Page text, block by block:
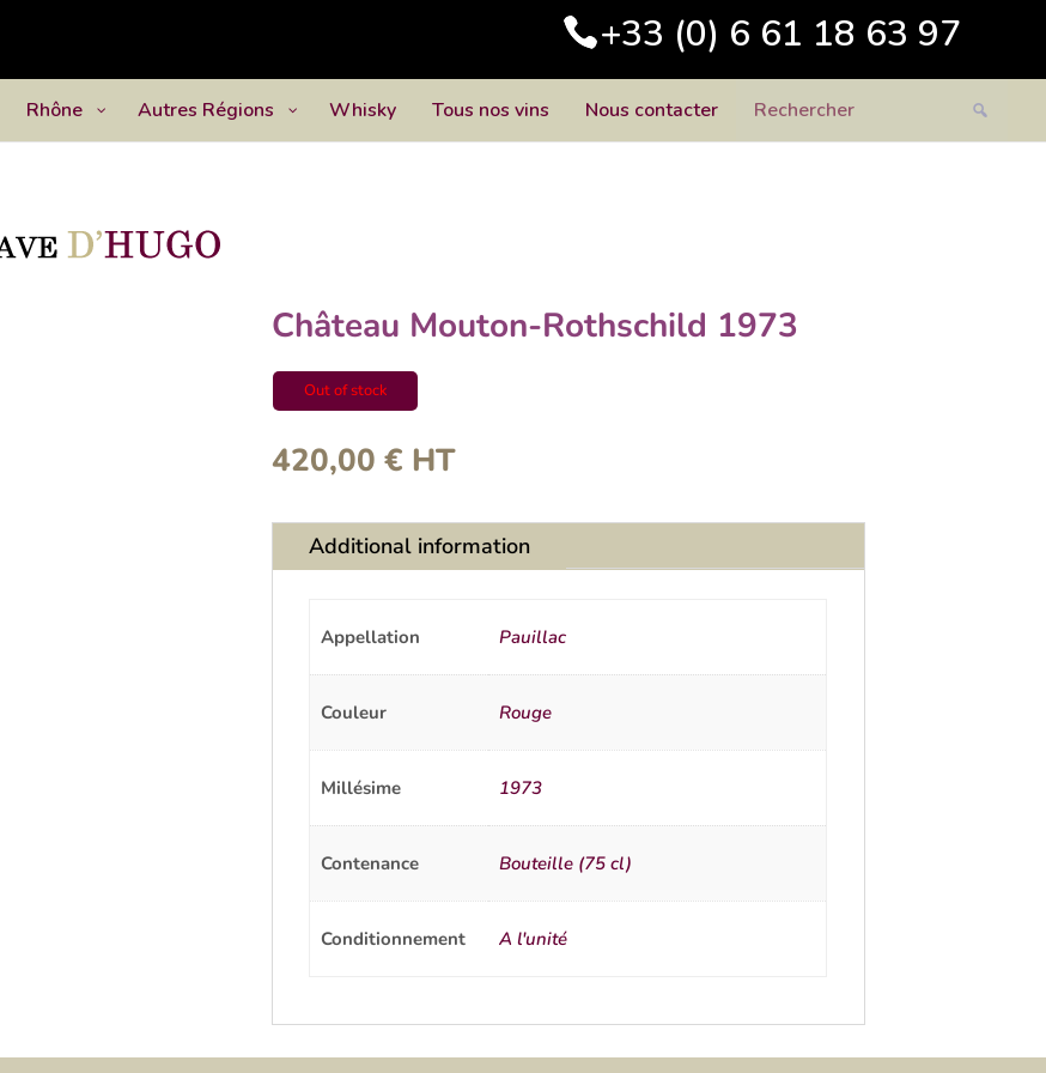
+33 (0) 6 61 18 63 97
Rhône Autres Régions Whisky Tous nos vins Nous contacter
Château Mouton-Rothschild 1973
Out of stock
420,00 € HT
Additional information
Appellation Pauillac
Couleur Rouge
Millésime 1973
Contenance Bouteille (75 cl)
Conditionnement A l'unité